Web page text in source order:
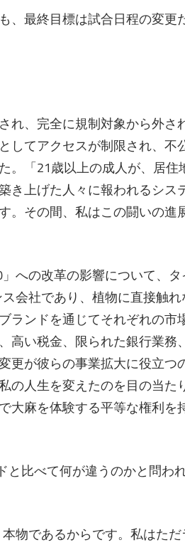
、最終目標は試合日程の変更
れ、完全に規制対象から外
してアクセスが制限され、不
。「21歳以上の成人が、居住
き上げた人々に報われるシス
。その間、私はこの闘いの進
への改革の影響について、
会社であり、植物に直接触
ランドを通じてそれぞれの市
高い税金、限られた銀行業務
更が彼らの事業拡大に役立つ
の人生を変えたのを目の当た
大麻を体験する平等な権利を
と比べて何が違うのかと問わ
物であるからです。私はた